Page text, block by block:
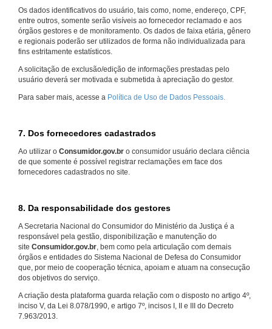
Os dados identificativos do usuário, tais como, nome, endereço, CPF,
entre outros, somente serão visíveis ao fornecedor reclamado e aos
órgãos gestores e de monitoramento. Os dados de faixa etária, gênero
e regionais poderão ser utilizados de forma não individualizada para
fins estritamente estatísticos.
A solicitação de exclusão/edição de informações prestadas pelo
usuário deverá ser motivada e submetida à apreciação do gestor.
Para saber mais, acesse a Política de Uso de Dados Pessoais.
7. Dos fornecedores cadastrados
Ao utilizar o Consumidor.gov.br o consumidor usuário declara ciência
de que somente é possível registrar reclamações em face dos
fornecedores cadastrados no site.
8. Da responsabilidade dos gestores
A Secretaria Nacional do Consumidor do Ministério da Justiça é a
responsável pela gestão, disponibilização e manutenção do
site Consumidor.gov.br, bem como pela articulação com demais
órgãos e entidades do Sistema Nacional de Defesa do Consumidor
que, por meio de cooperação técnica, apoiam e atuam na consecução
dos objetivos do serviço.
A criação desta plataforma guarda relação com o disposto no artigo 4º,
inciso V, da Lei 8.078/1990, e artigo 7º, incisos I, II e III do Decreto
7.963/2013.